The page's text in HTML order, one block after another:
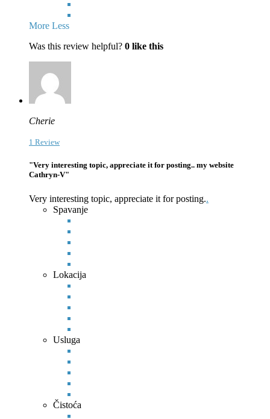
More Less
Was this review helpful? 0 like this
Cherie
1 Review
"Very interesting topic, appreciate it for posting.. my website
Cathryn-V"
Very interesting topic, appreciate it for posting..
Spavanje
Lokacija
Usluga
Čistoća